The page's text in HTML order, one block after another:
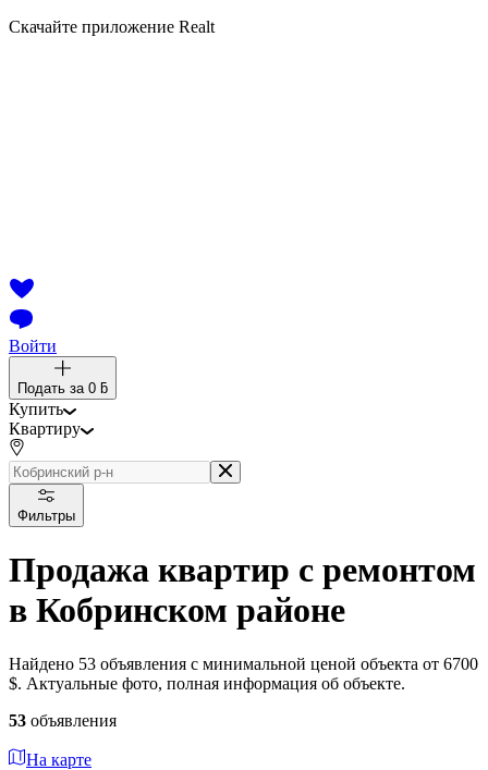
Скачайте приложение Realt
Войти
Подать за 0 ƃ
Купить
Квартиру
Фильтры
Продажа квартир с ремонтом
в Кобринском районе
Найдено 53 объявления с минимальной ценой объекта от 6700
$. Актуальные фото, полная информация об объекте.
53 объявления
На карте